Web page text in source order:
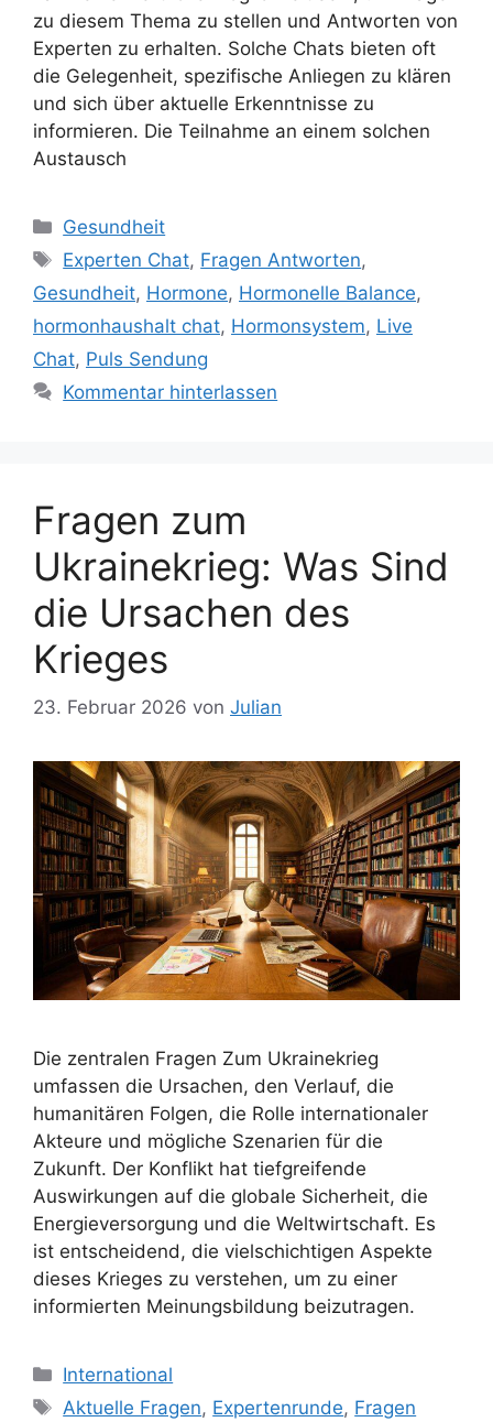
zu diesem Thema zu stellen und Antworten von
Experten zu erhalten. Solche Chats bieten oft
die Gelegenheit, spezifische Anliegen zu klären
und sich über aktuelle Erkenntnisse zu
informieren. Die Teilnahme an einem solchen
Austausch
Kategorien
Gesundheit
Schlagwörter
Experten Chat, Fragen Antworten,
Gesundheit, Hormone, Hormonelle Balance,
hormonhaushalt chat, Hormonsystem, Live
Chat, Puls Sendung
Kommentar hinterlassen
Fragen zum
Ukrainekrieg: Was Sind
die Ursachen des
Krieges
23. Februar 2026 von Julian
Die zentralen Fragen Zum Ukrainekrieg
umfassen die Ursachen, den Verlauf, die
humanitären Folgen, die Rolle internationaler
Akteure und mögliche Szenarien für die
Zukunft. Der Konflikt hat tiefgreifende
Auswirkungen auf die globale Sicherheit, die
Energieversorgung und die Weltwirtschaft. Es
ist entscheidend, die vielschichtigen Aspekte
dieses Krieges zu verstehen, um zu einer
informierten Meinungsbildung beizutragen.
Kategorien
International
Schlagwörter
Aktuelle Fragen, Expertenrunde, Fragen